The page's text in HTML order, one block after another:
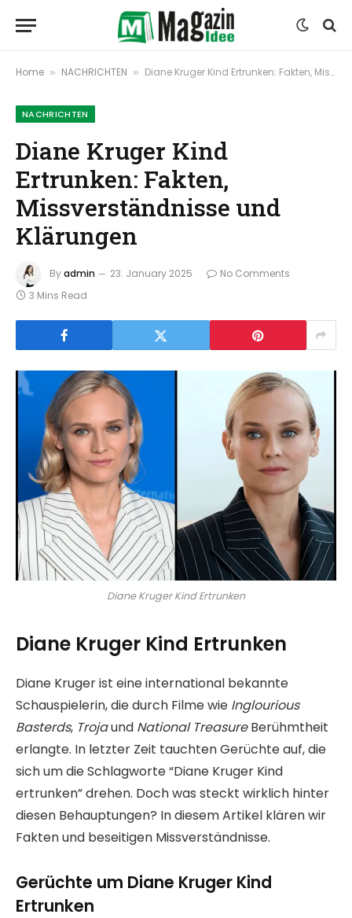
Home » NACHRICHTEN » Diane Kruger Kind Ertrunken: Fakten, Missverständnisse und Klärungen
NACHRICHTEN
Diane Kruger Kind
Ertrunken: Fakten,
Missverständnisse und
Klärungen
Byadmin 23. January 2025
No Comments
3 Mins Read
Diane Kruger Kind Ertrunken
Diane Kruger Kind Ertrunken
Diane Kruger ist eine international bekannte
Schauspielerin, die durch Filme wie Inglourious
Basterds, Trojaund National TreasureBerühmtheit
erlangte. In letzter Zeit tauchten Gerüchte auf, die
sich um die Schlagworte “Diane Kruger Kind
ertrunken” drehen. Doch was steckt wirklich hinter
diesen Behauptungen? In diesem Artikel klären wir
Fakten und beseitigen Missverständnisse.
Gerüchte um Diane Kruger Kind
Ertrunken